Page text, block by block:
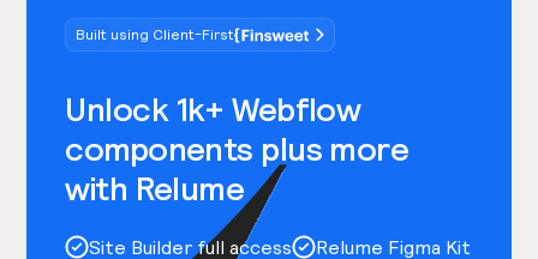
Built using Client-First
Unlock 1k+ Webflow
components plus more
with Relume
Site Builder full access
Relume Figma Kit